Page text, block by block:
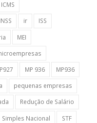
ICMS
INSS ir
ISS
MEI
MP 936
MP936
pequenas empresas
Redução de Salário
Simples Nacional STF